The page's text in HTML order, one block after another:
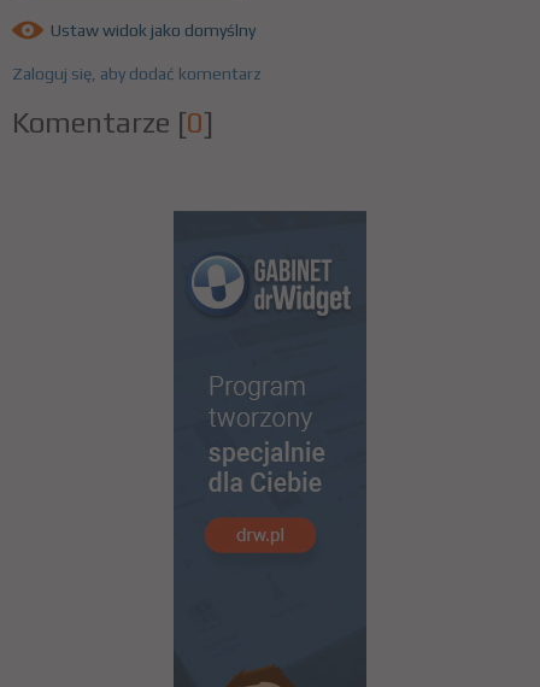
Ustaw widok jako domyślny
Zaloguj się, aby dodać komentarz
Komentarze [0]